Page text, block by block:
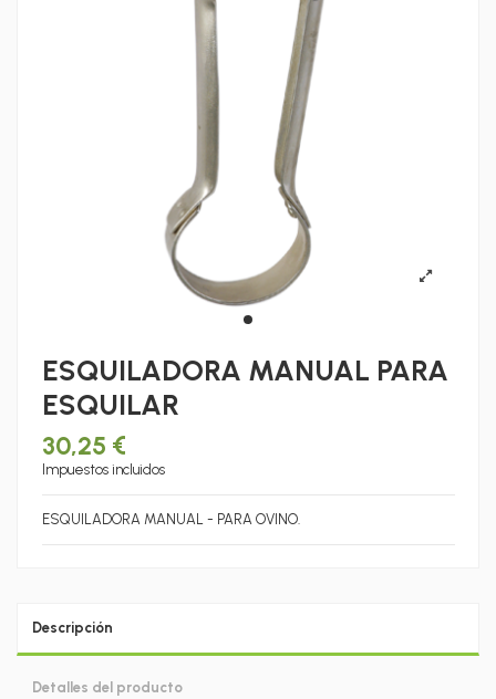
ESQUILADORA MANUAL PARA
ESQUILAR
30,25 €
Impuestos incluidos
ESQUILADORA MANUAL - PARA OVINO.
Descripción
Detalles del producto